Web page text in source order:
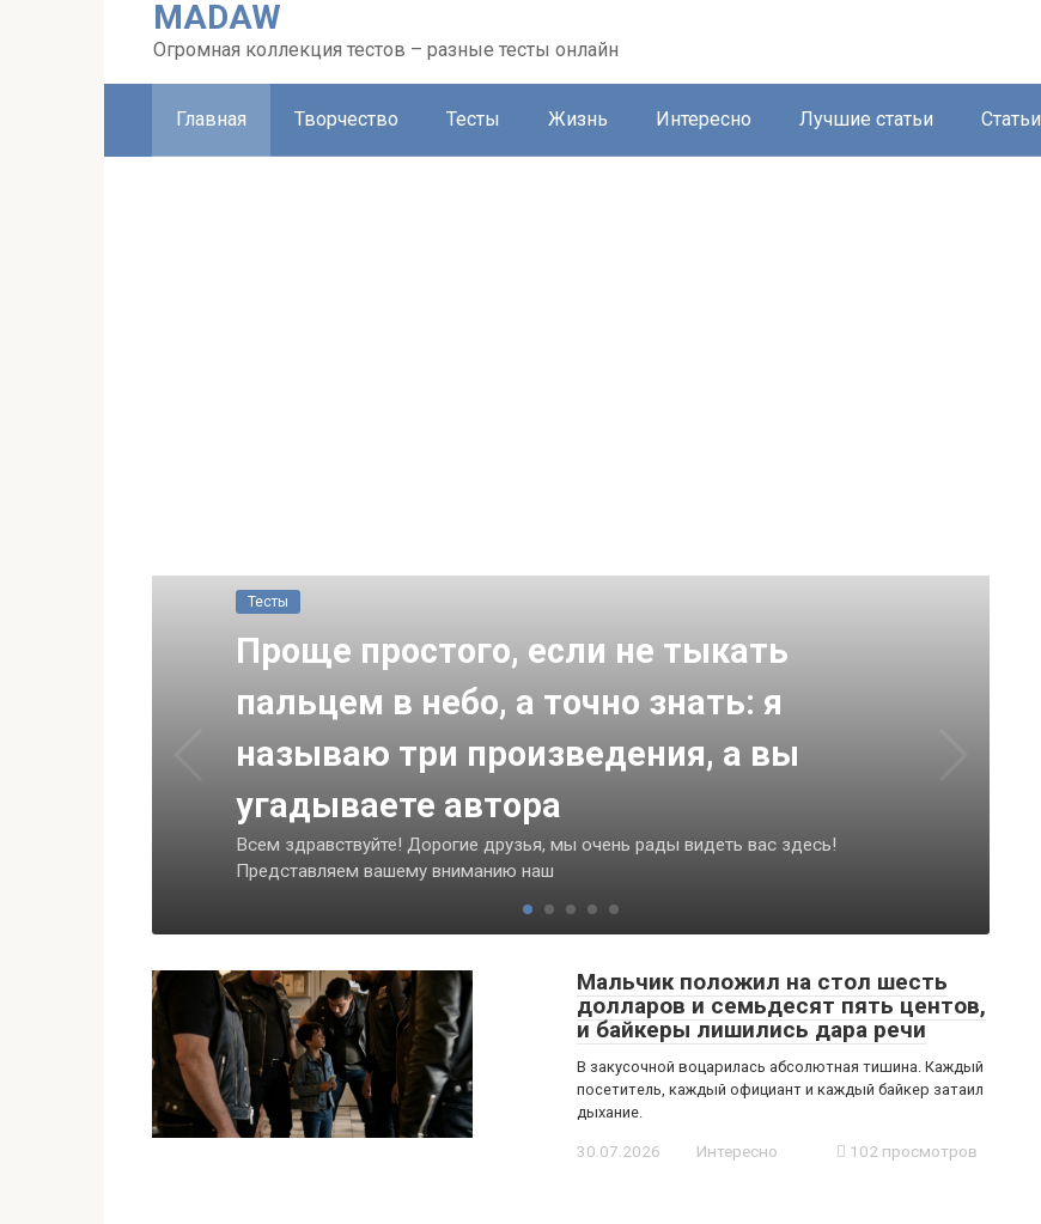
MADAW
Огромная коллекция тестов – разные тесты онлайн
Главная Творчество Тесты Жизнь Интересно Лучшие статьи Статьи
Тесты
Проще простого, если не тыкать
пальцем в небо, а точно знать: я
называю три произведения, а вы
угадываете автора
Всем здравствуйте! Дорогие друзья, мы очень рады видеть вас здесь!
Представляем вашему вниманию наш
Мальчик положил на стол шесть
долларов и семьдесят пять центов,
и байкеры лишились дара речи
В закусочной воцарилась абсолютная тишина. Каждый
посетитель, каждый официант и каждый байкер затаил
дыхание.
30.07.2026 Интересно 102 просмотров